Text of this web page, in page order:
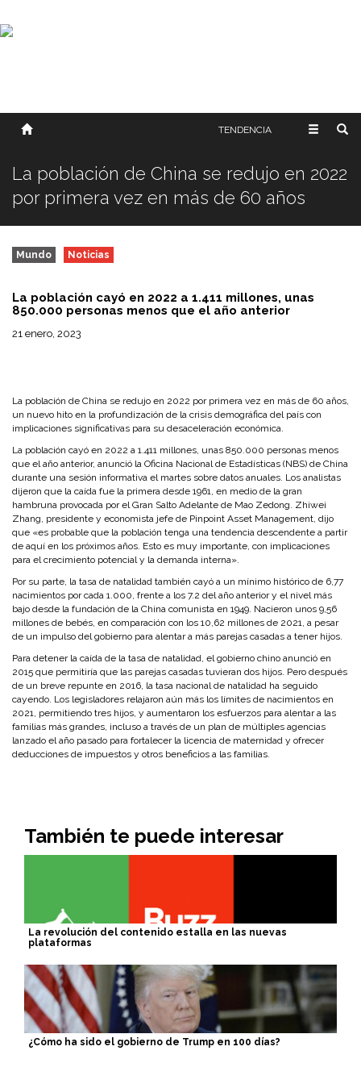
SOBRE NOSOTROS
TENDENCIA
La población de China se redujo en 2022
por primera vez en más de 60 años
Mundo Noticias
La población cayó en 2022 a 1.411 millones, unas
850.000 personas menos que el año anterior
21 enero, 2023
La población de China se redujo en 2022 por primera vez en más de 60 años,
un nuevo hito en la profundización de la crisis demográfica del país con
implicaciones significativas para su desaceleración económica.
La población cayó en 2022 a 1.411 millones, unas 850.000 personas menos
que el año anterior, anunció la Oficina Nacional de Estadísticas (NBS) de China
durante una sesión informativa el martes sobre datos anuales. Los analistas
dijeron que la caída fue la primera desde 1961, en medio de la gran
hambruna provocada por el Gran Salto Adelante de Mao Zedong. Zhiwei
Zhang, presidente y economista jefe de Pinpoint Asset Management, dijo
que «es probable que la población tenga una tendencia descendente a partir
de aquí en los próximos años. Esto es muy importante, con implicaciones
para el crecimiento potencial y la demanda interna».
Por su parte, la tasa de natalidad también cayó a un mínimo histórico de 6,77
nacimientos por cada 1.000, frente a los 7.2 del año anterior y el nivel más
bajo desde la fundación de la China comunista en 1949. Nacieron unos 9,56
millones de bebés, en comparación con los 10,62 millones de 2021, a pesar
de un impulso del gobierno para alentar a más parejas casadas a tener hijos.
Para detener la caída de la tasa de natalidad, el gobierno chino anunció en
2015 que permitiría que las parejas casadas tuvieran dos hijos. Pero después
de un breve repunte en 2016, la tasa nacional de natalidad ha seguido
cayendo. Los legisladores relajaron aún más los límites de nacimientos en
2021, permitiendo tres hijos, y aumentaron los esfuerzos para alentar a las
familias más grandes, incluso a través de un plan de múltiples agencias
lanzado el año pasado para fortalecer la licencia de maternidad y ofrecer
deducciones de impuestos y otros beneficios a las familias.
También te puede interesar
La revolución del contenido estalla en las nuevas
plataformas
¿Cómo ha sido el gobierno de Trump en 100 días?